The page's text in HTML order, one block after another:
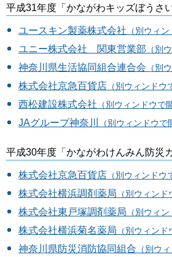
平成31年度「かながわキッズぼうさ
ユースキン製薬株式会社 （別ウィ
ユニー株式会社 関東営業部 （別
神奈川県生活協同組合連合会 （別
株式会社京急百貨店 （別ウィンドウ
西松建設株式会社 （別ウィンドウで
JAグループ神奈川 （別ウィンドウで
平成30年度「かながわけんみん防災
株式会社京急百貨店 （別ウィンドウ
株式会社横浜調剤薬局 （別ウィンド
株式会社東戸塚調剤薬局 （別ウィ
株式会社横浜菊名薬局 （別ウィンド
神奈川県防災消防協同組合 （別ウ